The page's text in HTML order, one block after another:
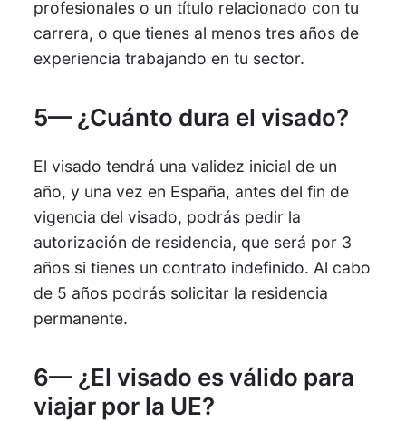
profesionales o un título relacionado con tu
carrera, o que tienes al menos tres años de
experiencia trabajando en tu sector.
5— ¿Cuánto dura el visado?
El visado tendrá una validez inicial de un
año, y una vez en España, antes del fin de
vigencia del visado, podrás pedir la
autorización de residencia, que será por 3
años si tienes un contrato indefinido. Al cabo
de 5 años podrás solicitar la residencia
permanente.
6— ¿El visado es válido para
viajar por la UE?